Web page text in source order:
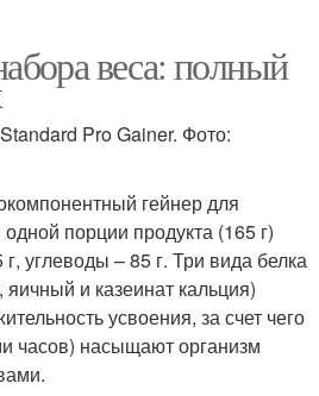
веса: полный
Pro Gainer. Фото:
гейнер для
порции продукта (165 г)
углеводы – 85 г. Три вида белка
и казеинат кальция)
усвоения, за счет чего
часов) насыщают организм